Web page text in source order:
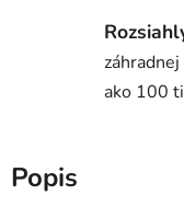
ako 100
Popis